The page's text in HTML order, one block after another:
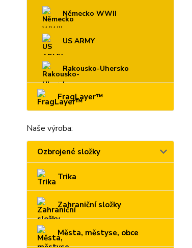
Německo WWII
US ARMY
Rakousko-Uhersko
FragLayer™
Naše výroba:
Ozbrojené složky
Trika
Zahraniční složky
Města, městyse, obce